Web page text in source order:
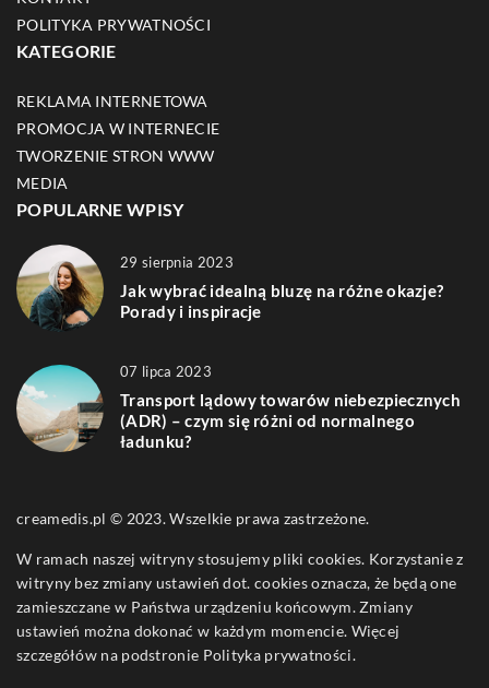
POLITYKA PRYWATNOŚCI
KATEGORIE
REKLAMA INTERNETOWA
PROMOCJA W INTERNECIE
TWORZENIE STRON WWW
MEDIA
POPULARNE WPISY
29 sierpnia 2023
Jak wybrać idealną bluzę na różne okazje?
Porady i inspiracje
07 lipca 2023
Transport lądowy towarów niebezpiecznych
(ADR) – czym się różni od normalnego
ładunku?
creamedis.pl © 2023. Wszelkie prawa zastrzeżone.
W ramach naszej witryny stosujemy pliki cookies. Korzystanie z
witryny bez zmiany ustawień dot. cookies oznacza, że będą one
zamieszczane w Państwa urządzeniu końcowym. Zmiany
ustawień można dokonać w każdym momencie. Więcej
szczegółów na podstronie Polityka prywatności.